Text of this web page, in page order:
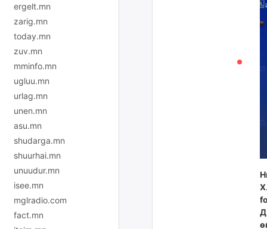
ergelt.mn
zarig.mn
today.mn
zuv.mn
mminfo.mn
ugluu.mn
urlag.mn
unen.mn
asu.mn
shudarga.mn
shuurhai.mn
unuudur.mn
isee.mn
mglradio.com
fact.mn